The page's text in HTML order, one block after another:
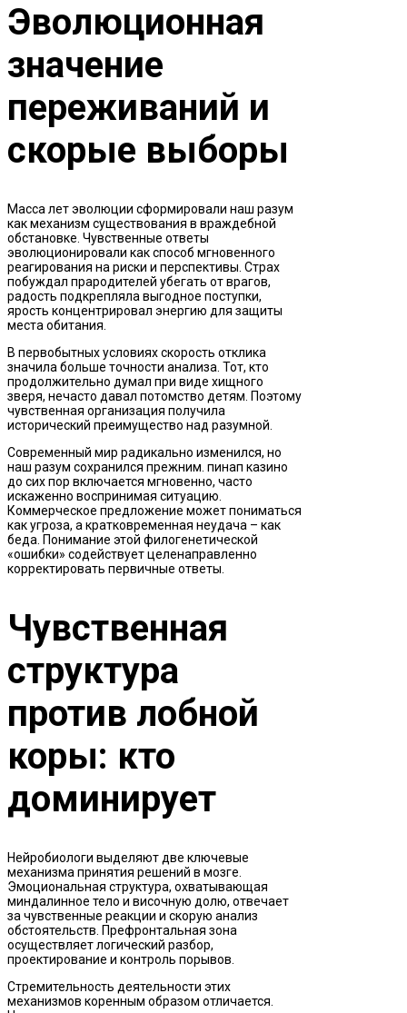
Эволюционная
значение
переживаний и
скорые выборы
Масса лет эволюции сформировали наш разум
как механизм существования в враждебной
обстановке. Чувственные ответы
эволюционировали как способ мгновенного
реагирования на риски и перспективы. Страх
побуждал прародителей убегать от врагов,
радость подкрепляла выгодное поступки,
ярость концентрировал энергию для защиты
места обитания.
В первобытных условиях скорость отклика
значила больше точности анализа. Тот, кто
продолжительно думал при виде хищного
зверя, нечасто давал потомство детям. Поэтому
чувственная организация получила
исторический преимущество над разумной.
Современный мир радикально изменился, но
наш разум сохранился прежним. пинап казино
до сих пор включается мгновенно, часто
искаженно воспринимая ситуацию.
Коммерческое предложение может пониматься
как угроза, а кратковременная неудача – как
беда. Понимание этой филогенетической
«ошибки» содействует целенаправленно
корректировать первичные ответы.
Чувственная
структура
против лобной
коры: кто
доминирует
Нейробиологи выделяют две ключевые
механизма принятия решений в мозге.
Эмоциональная структура, охватывающая
миндалинное тело и височную долю, отвечает
за чувственные реакции и скорую анализ
обстоятельств. Префронтальная зона
осуществляет логический разбор,
проектирование и контроль порывов.
Стремительность деятельности этих
механизмов коренным образом отличается.